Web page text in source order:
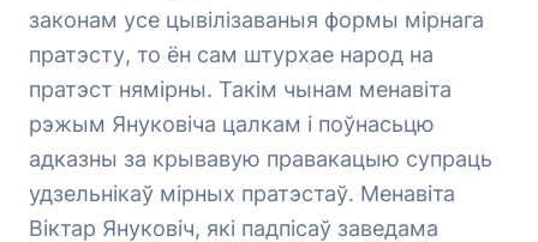
законам усе цывілізаваныя формы мірнага
пратэсту, то ён сам штурхае народ на
пратэст нямірны. Такім чынам менавіта
рэжым Януковіча цалкам і поўнасьцю
адказны за крывавую правакацыю супраць
удзельнікаў мірных пратэстаў. Менавіта
Віктар Януковіч, які падпісаў заведама